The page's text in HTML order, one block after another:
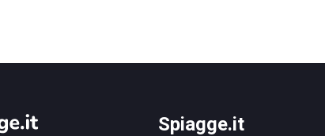
Spiagge.it